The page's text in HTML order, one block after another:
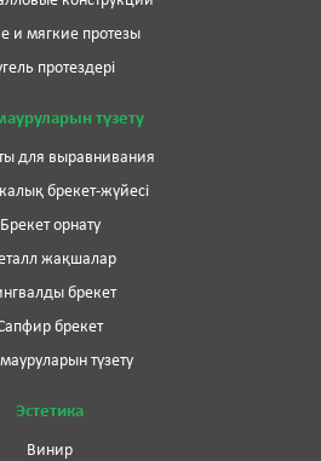
и мягкие протезы
протездері
түзету
для выравнивания
брекет-жүйесі
Брекет орнату
жақшалар
брекет
брекет
түзету
Эстетика
Винир